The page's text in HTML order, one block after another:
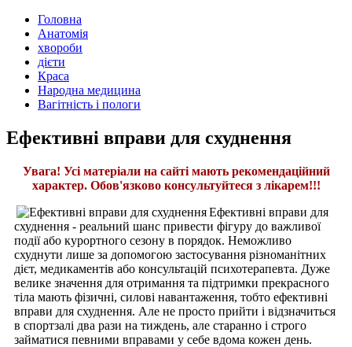
Головна
Анатомія
хвороби
дієти
Краса
Народна медицина
Вагітність і пологи
Ефективні вправи для схуднення
Увага! Усі матеріали на сайті мають рекомендаційний
характер. Обов'язково консультуйтеся з лікарем!!!
Ефективні вправи для
схуднення - реальний шанс привести фігуру до важливої
події або курортного сезону в порядок. Неможливо
схуднути лише за допомогою застосування різноманітних
дієт, медикаментів або консультацій психотерапевта. Дуже
велике значення для отримання та підтримки прекрасного
тіла мають фізичні, силові навантаження, тобто ефективні
вправи для схуднення. Але не просто прийти і відзначиться
в спортзалі два рази на тиждень, але старанно і строго
займатися певними вправами у себе вдома кожен день.